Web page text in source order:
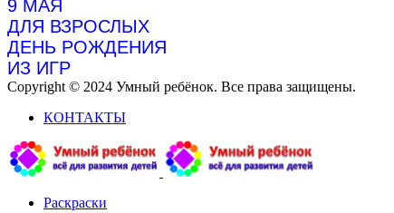
9 МАЯ
ДЛЯ ВЗРОСЛЫХ
ДЕНЬ РОЖДЕНИЯ
ИЗ ИГР
Copyright © 2024 Умный ребёнок. Все права защищены.
КОНТАКТЫ
Раскраски